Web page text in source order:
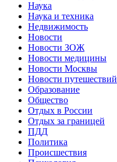
Наука
Наука и техника
Недвижимость
Новости
Новости ЗОЖ
Новости медицины
Новости Москвы
Новости путешествий
Образование
Общество
Отдых в России
Отдых за границей
ПДД
Политика
Происшествия